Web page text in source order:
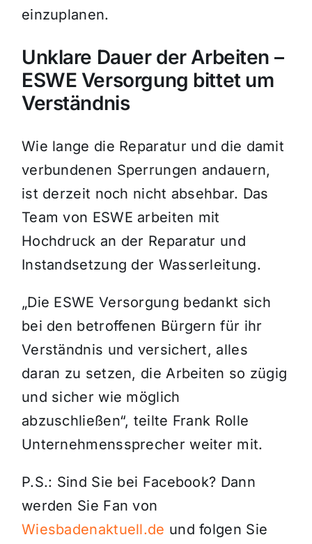
einzuplanen.
Unklare Dauer der Arbeiten –
ESWE Versorgung bittet um
Verständnis
Wie lange die Reparatur und die damit
verbundenen Sperrungen andauern,
ist derzeit noch nicht absehbar. Das
Team von ESWE arbeiten mit
Hochdruck an der Reparatur und
Instandsetzung der Wasserleitung.
„Die ESWE Versorgung bedankt sich
bei den betroffenen Bürgern für ihr
Verständnis und versichert, alles
daran zu setzen, die Arbeiten so zügig
und sicher wie möglich
abzuschließen“, teilte Frank Rolle
Unternehmenssprecher weiter mit.
P.S.: Sind Sie bei Facebook? Dann
werden Sie Fan von
Wiesbadenaktuell.de und folgen Sie